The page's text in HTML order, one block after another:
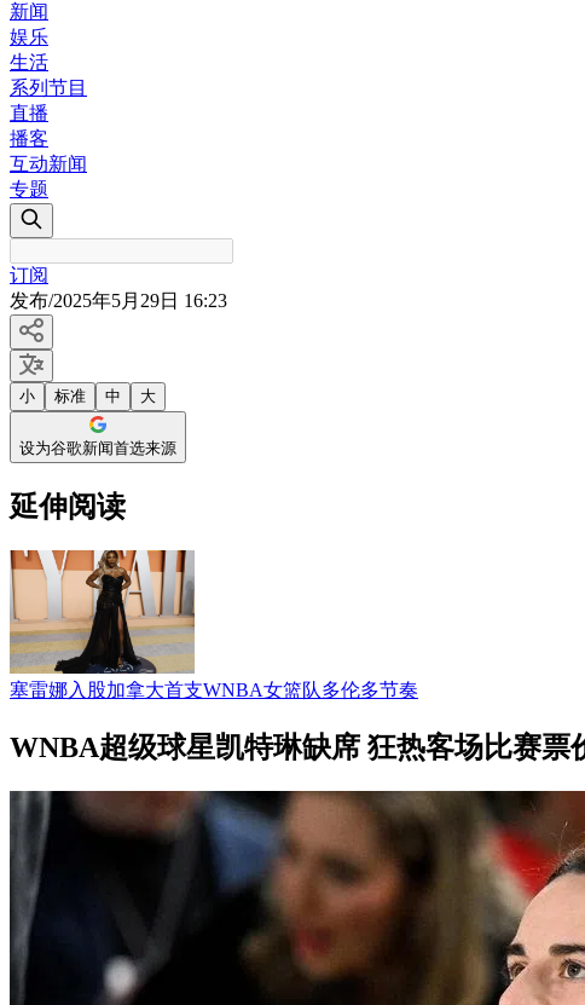
新闻
娱乐
生活
系列节目
直播
播客
互动新闻
专题
订阅
发布/2025年5月29日 16:23
小 标准 中 大
设为谷歌新闻首选来源
延伸阅读
塞雷娜入股加拿大首支WNBA女篮队多伦多节奏
WNBA超级球星凯特琳缺席 狂热客场比赛票